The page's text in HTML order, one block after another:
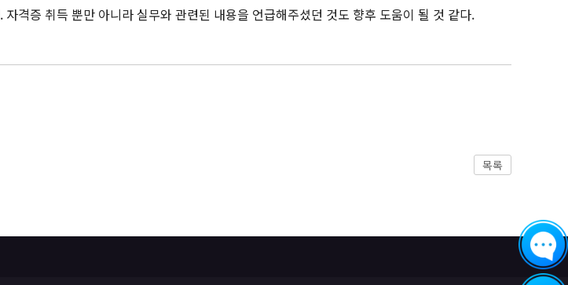
격증 취득 뿐만 아니라 실무와 관련된 내용을 언급해주셨던 것도 향후 도움이 될 것 같다.
목록